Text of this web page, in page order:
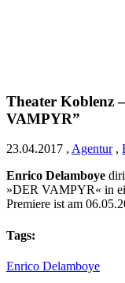
Theater Koblenz
VAMPYR”
23.04.2017 , Agentur ,
Enrico Delamboye
»DER VAMPYR« in
Premiere ist am
Tags:
Enrico Delamboye